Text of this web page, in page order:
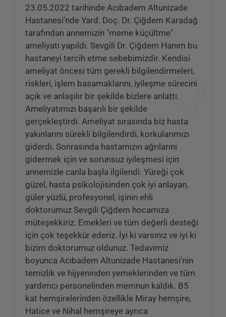
23.05.2022 tarihinde Acıbadem Altunizade
Hastanesi'nde Yard. Doç. Dr. Çiğdem Karadağ
tarafından annemizin "meme küçültme"
ameliyatı yapıldı. Sevgili Dr. Çiğdem Hanım bu
hastaneyi tercih etme sebebimizdir. Kendisi
ameliyat öncesi tüm gerekli bilgilendirmeleri,
riskleri, işlem basamaklarını, iyileşme sürecini
açık ve anlaşılır bir şekilde bizlere anlattı.
Ameliyatımızı başarılı bir şekilde
gerçekleştirdi. Ameliyat sırasında biz hasta
yakınlarını sürekli bilgilendirdi, korkularımızı
giderdi. Sonrasında hastamızın ağrılarını
gidermek için ve sorunsuz iyileşmesi için
annemizle canla başla ilgilendi. Yüreği çok
güzel, hasta psikolojisinden çok iyi anlayan,
güler yüzlü, profesyonel, işinin ehli
doktorumuz Sevgili Çiğdem hocamıza
müteşekkiriz. Emekleri ve tüm değerli desteği
için çok teşekkür ederiz. İyi ki varsınız ve iyi ki
bizim doktorumuz oldunuz. Tedavimiz
boyunca Acıbadem Altunizade Hastanesi'nin
temizlik ve hijyeninden yemeklerinden ve tüm
yardımcı personelinden memnun kaldık. B5
kat hemşirelerinden özellikle Miray hemşire,
Hatice ve Nihal hemşireye ayrıca